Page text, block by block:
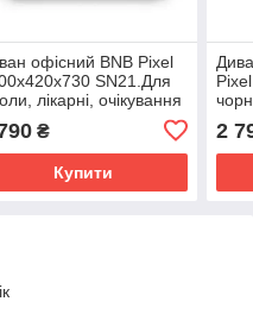
офісний BNB Pixel
SN21.Для
лікарні, очікування
₴
Купити
2